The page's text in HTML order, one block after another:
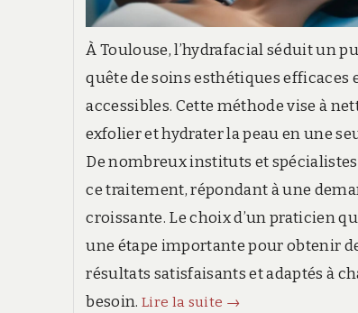
À Toulouse, l’hydrafacial séduit un
quête de soins esthétiques efficaces
accessibles. Cette méthode vise à
exfolier et hydrater la peau en une
De nombreux instituts et
ce traitement, répondant à une
croissante. Le choix d’un praticien
une étape importante pour obtenir
résultats satisfaisants et adaptés à
besoin. Lire la suite Quels
→